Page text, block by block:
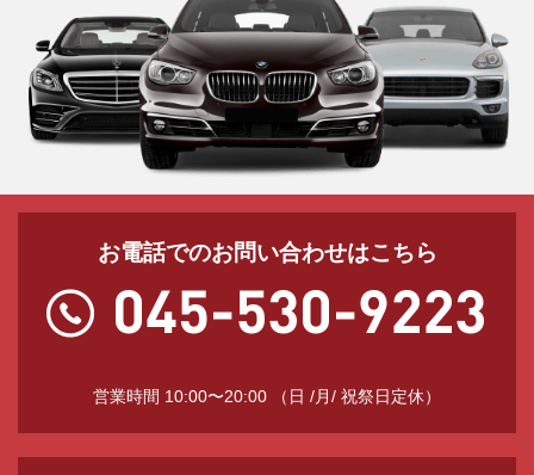
お電話でのお問い合わせはこちら
営業時間 10:00〜20:00 （日 /月/ 祝祭日定休）